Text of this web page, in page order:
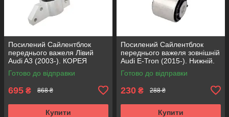
Посилений Сайлентблок
переднього важеля Лівий
Audi A3 (2003-). КОРЕЯ
Acsuss! 34762 , JBU691 ,
VKDS331004
Готово до відправки
695 ₴ 868 ₴
Купити
Посилений Сайлентблок
переднього важеля зовнішній
Audi E-Tron (2015-). Нижній.
КОРЕЯ Acsuss! FE175192 ,
VKDS331087
Готово до відправки
230 ₴ 288 ₴
Купити